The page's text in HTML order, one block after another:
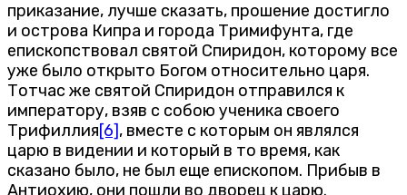
приказание, лучше сказать, прошение достигло
и острова Кипра и города Тримифунта, где
епископствовал святой Спиридон, которому все
уже было открыто Богом относительно царя.
Тотчас же святой Спиридон отправился к
императору, взяв с собою ученика своего
Трифиллия[6], вместе с которым он являлся
царю в видении и который в то время, как
сказано было, не был еще епископом. Прибыв в
Антиохию, они пошли во дворец к царю.